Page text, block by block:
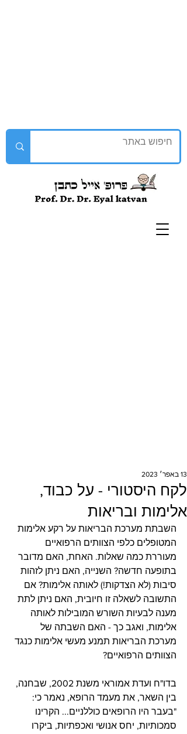
לקח היסטורי - על כבוד,
אלימות ובריאות
13 באפר׳ 2023
השבתת מערכת הבריאות על רקע אלימות
המטופלים כלפי הצוותים הרפואיים
מעוררת כמה שאלות. האחת, האם מדובר
בתופעה חדשה? השנייה, האם ניתן לזהות
סיבות (לא הצדקות!) לאותה אלימות? אם
התשובה לשאלה זו חיובית, האם ניתן לתת
מענה לבעיות השורש המובילות לאותה
אלימות, ואגב כך - האם השבתה של
מערכת הבריאות תמנע מעשי אלימות כנגד
הצוותים הרפואיים?
בדו"ח ועדת אמוראי משנת 2002, שבחנה,
בין השאר, את מעמד הרופא, נאמר כי:
"בעבר היו הרופאים כוללניים... הקרינו
סמכותיות, יחס אנושי ואכפתיות, ביקרו